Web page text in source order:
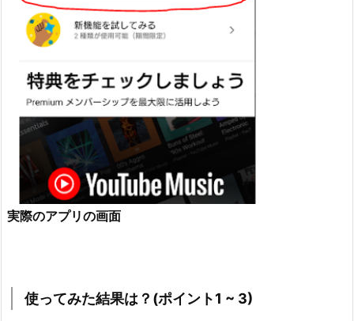
実際のアプリの画面
使ってみた結果は？(ポイント1 ~ 3)